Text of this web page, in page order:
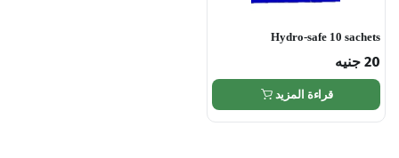
Hydro-safe 10 sachets
20 جنيه
قراءة المزيد